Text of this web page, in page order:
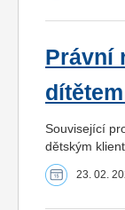
Právní
Související
dětským
23. 02.